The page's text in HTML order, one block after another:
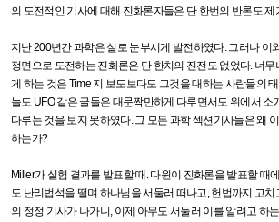
의 도전적인 기사에 대해 진화론자들은 단 한번의 반론도
지난200년간 과학은 실로 눈부시게 발전하였다.그러나 이
정면으로 도전하는 진화론은 단 한치의 진전도 없었다. 너무
게 하는 것은 Time 지 보도보다도 그것을 대하는 사람들의
늘도 UFO같은 글들은 대문짝만하게 다루면서도 위에서 소
다루는 것을 보지 못하였다.그 모든 과학 섹션기사들은 왜
하는가?
Miller가 실험 결과를 발표할 때 .다윈이 진화론을 발표할 때
도 난리법석을 떨며 하나님을 서둘러 떠나고,헌법까지 고치
의 정정 기사가 나가니 , 이제 아무도 서둘러 이를 알려고 하